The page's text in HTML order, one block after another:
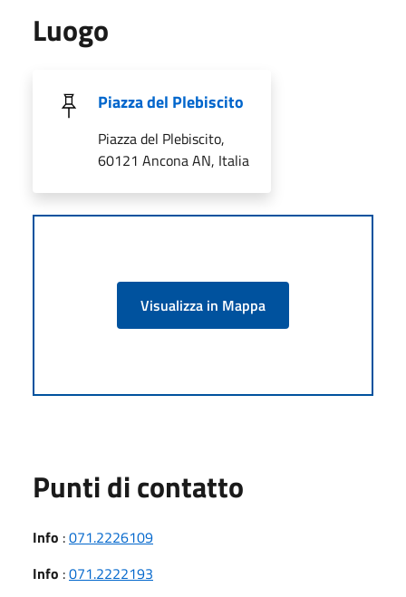
Luogo
Piazza del Plebiscito
Piazza del Plebiscito,
60121 Ancona AN, Italia
Visualizza in Mappa
Punti di contatto
Info :071.2226109
Info :071.2222193